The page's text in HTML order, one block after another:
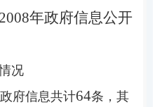
2008年政府信息公开
况
政府信息共计64条，其